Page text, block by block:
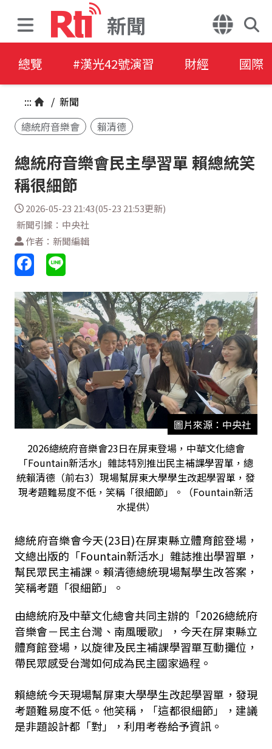
新聞
總覽 #漢光42號演習 財經 國際
::: / 新聞
總統府音樂會
賴清德
總統府音樂會民主學習單 賴總統笑
稱很細節
2026-05-23 21:43(05-23 21:53更新)
新聞引據：中央社
作者：新聞編輯
圖片來源：中央社
2026總統府音樂會23日在屏東登場，中華文化總會
「Fountain新活水」雜誌特別推出民主補課學習單，總
統賴清德（前右3）現場幫屏東大學學生改起學習單，發
現考題難易度不低，笑稱「很細節」。（Fountain新活
水提供）
總統府音樂會今天(23日)在屏東縣立體育館登場，
文總出版的「Fountain新活水」雜誌推出學習單，
幫民眾民主補課。賴清德總統現場幫學生改答案，
笑稱考題「很細節」。
由總統府及中華文化總會共同主辦的「2026總統府
音樂會－民主台灣、南風暖歌」，今天在屏東縣立
體育館登場，以旋律及民主補課學習單互動攤位，
帶民眾感受台灣如何成為民主國家過程。
賴總統今天現場幫屏東大學學生改起學習單，發現
考題難易度不低。他笑稱，「這都很細節」，建議
是非題設計都「對」，利用考卷給予資訊。